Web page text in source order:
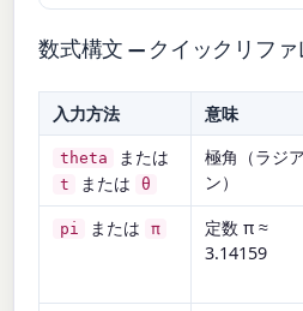
数式構文 — クイックリファ
入力方法 意味
theta または
t または θ
極角（ラジア
ン）
pi または π
定数 π ≈
3.14159